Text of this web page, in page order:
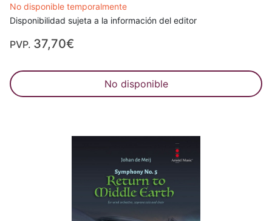
No disponible temporalmente
Disponibilidad sujeta a la información del editor
PVP. 37,70€
No disponible